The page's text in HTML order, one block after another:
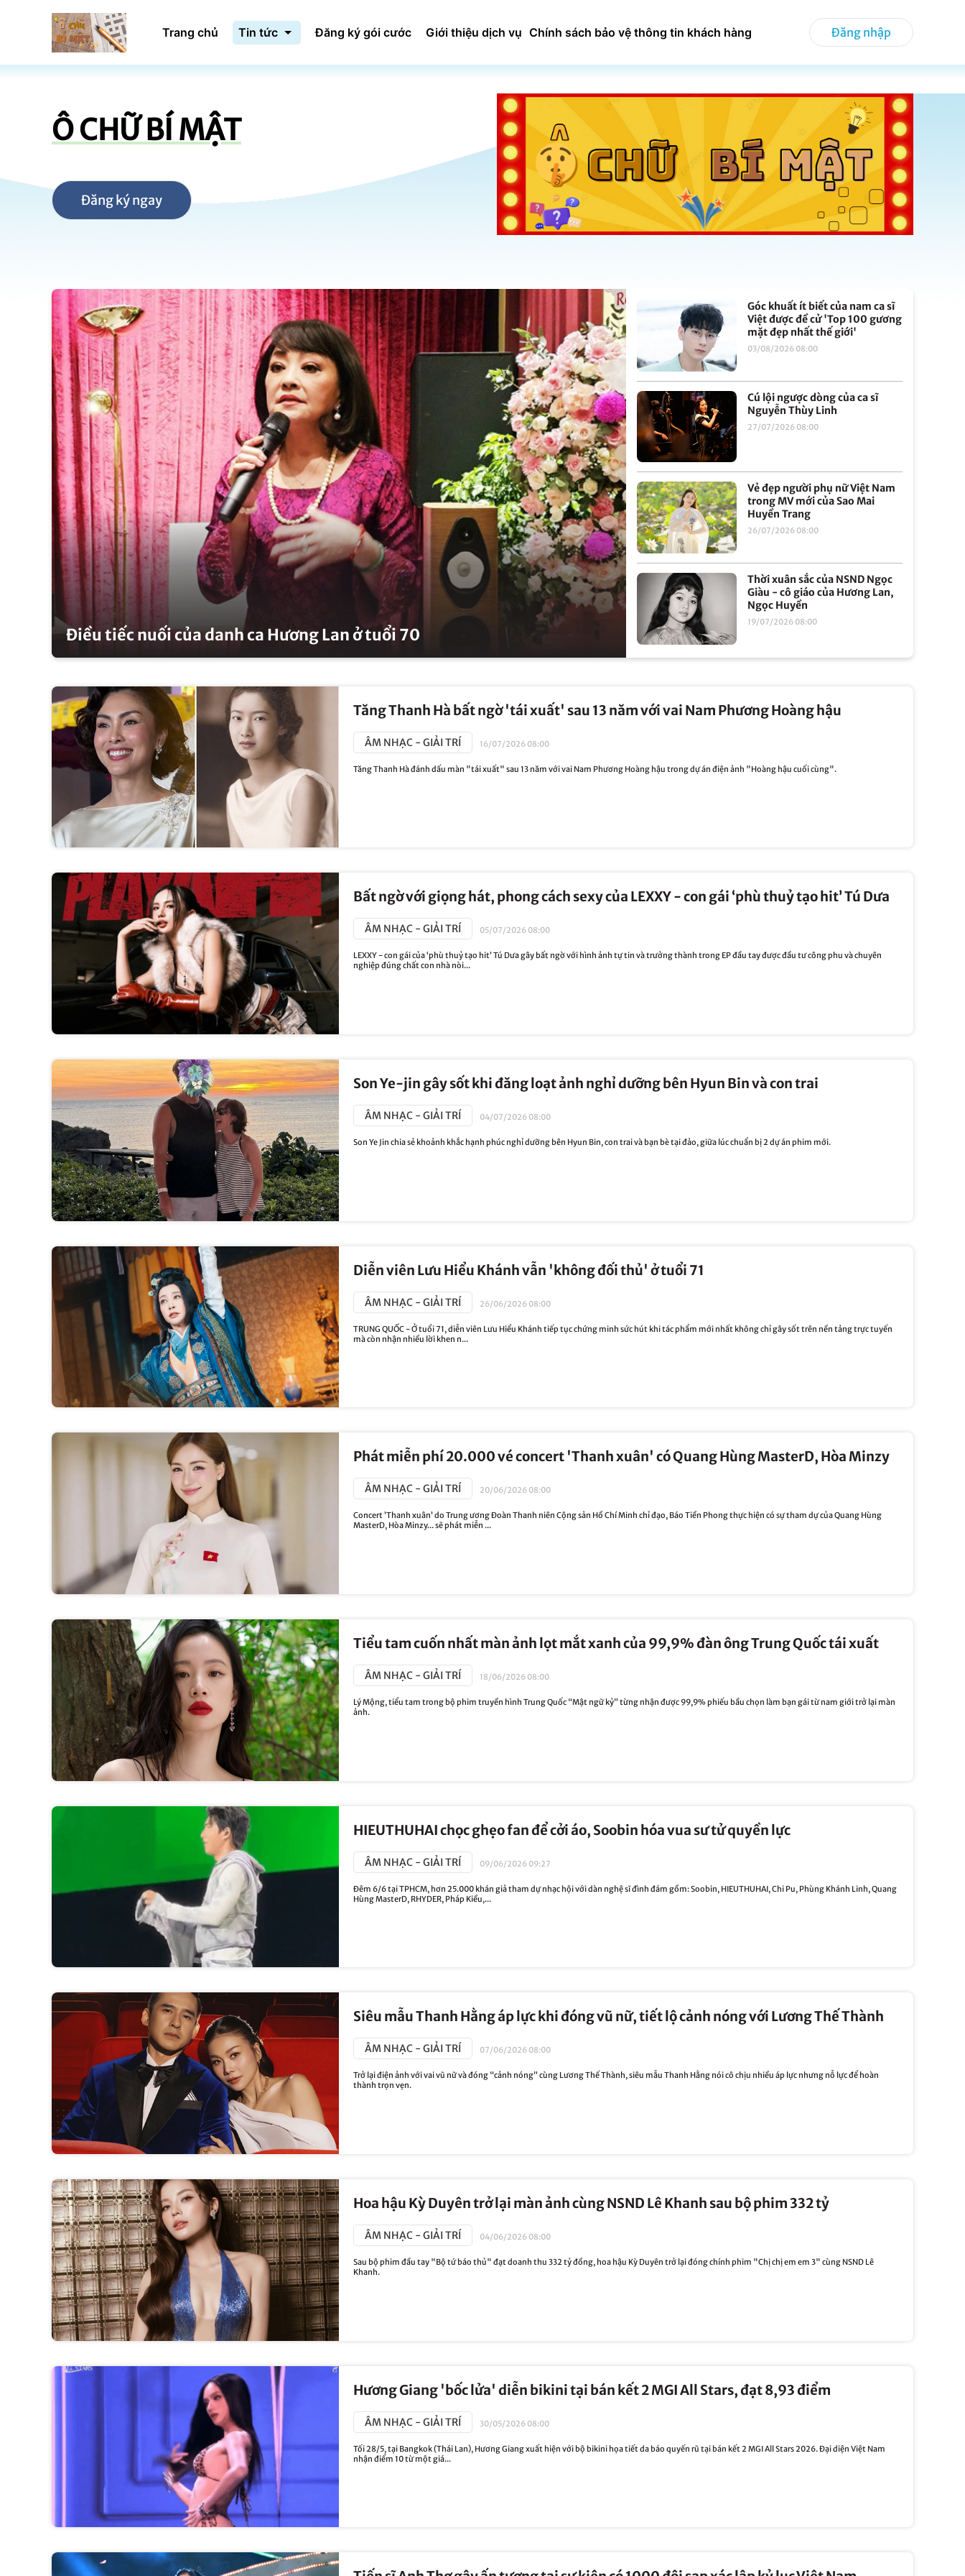
Trang chủ Tin tức Đăng ký gói cước Giới thiệu dịch vụ Chính sách bảo vệ thông tin khách hàng Đăng nhập
Ô CHỮ BÍ MẬT
Đăng ký ngay
Điều tiếc nuối của danh ca Hương Lan ở tuổi 70
Góc khuất ít biết của nam ca sĩ
Việt được đề cử 'Top 100 gương
mặt đẹp nhất thế giới'
03/08/2026 08:00
Cú lội ngược dòng của ca sĩ
Nguyễn Thùy Linh
27/07/2026 08:00
Vẻ đẹp người phụ nữ Việt Nam
trong MV mới của Sao Mai
Huyền Trang
26/07/2026 08:00
Thời xuân sắc của NSND Ngọc
Giàu - cô giáo của Hương Lan,
Ngọc Huyền
19/07/2026 08:00
Tăng Thanh Hà bất ngờ 'tái xuất' sau 13 năm với vai Nam Phương Hoàng hậu
ÂM NHẠC - GIẢI TRÍ 16/07/2026 08:00
Tăng Thanh Hà đánh dấu màn "tái xuất" sau 13 năm với vai Nam Phương Hoàng hậu trong dự án điện ảnh "Hoàng hậu cuối cùng".
Bất ngờ với giọng hát, phong cách sexy của LEXXY - con gái ‘phù thuỷ tạo hit’ Tú Dưa
ÂM NHẠC - GIẢI TRÍ 05/07/2026 08:00
LEXXY - con gái của ‘phù thuỷ tạo hit’ Tú Dưa gây bất ngờ với hình ảnh tự tin và trưởng thành trong EP đầu tay được đầu tư công phu và chuyên
nghiệp đúng chất con nhà nòi...
Son Ye-jin gây sốt khi đăng loạt ảnh nghỉ dưỡng bên Hyun Bin và con trai
ÂM NHẠC - GIẢI TRÍ 04/07/2026 08:00
Son Ye Jin chia sẻ khoảnh khắc hạnh phúc nghỉ dưỡng bên Hyun Bin, con trai và bạn bè tại đảo, giữa lúc chuẩn bị 2 dự án phim mới.
Diễn viên Lưu Hiểu Khánh vẫn 'không đối thủ' ở tuổi 71
ÂM NHẠC - GIẢI TRÍ 26/06/2026 08:00
TRUNG QUỐC - Ở tuổi 71, diễn viên Lưu Hiểu Khánh tiếp tục chứng minh sức hút khi tác phẩm mới nhất không chỉ gây sốt trên nền tảng trực tuyến
mà còn nhận nhiều lời khen n...
Phát miễn phí 20.000 vé concert 'Thanh xuân' có Quang Hùng MasterD, Hòa Minzy
ÂM NHẠC - GIẢI TRÍ 20/06/2026 08:00
Concert ’Thanh xuân’ do Trung ương Đoàn Thanh niên Cộng sản Hồ Chí Minh chỉ đạo, Báo Tiền Phong thực hiện có sự tham dự của Quang Hùng
MasterD, Hòa Minzy... sẽ phát miễn ...
Tiểu tam cuốn nhất màn ảnh lọt mắt xanh của 99,9% đàn ông Trung Quốc tái xuất
ÂM NHẠC - GIẢI TRÍ 18/06/2026 08:00
Lý Mộng, tiểu tam trong bộ phim truyền hình Trung Quốc “Mật ngữ kỷ” từng nhận được 99,9% phiếu bầu chọn làm bạn gái từ nam giới trở lại màn
ảnh.
HIEUTHUHAI chọc ghẹo fan để cởi áo, Soobin hóa vua sư tử quyền lực
ÂM NHẠC - GIẢI TRÍ 09/06/2026 09:27
Đêm 6/6 tại TPHCM, hơn 25.000 khán giả tham dự nhạc hội với dàn nghệ sĩ đình đám gồm: Soobin, HIEUTHUHAI, Chi Pu, Phùng Khánh Linh, Quang
Hùng MasterD, RHYDER, Pháp Kiều,...
Siêu mẫu Thanh Hằng áp lực khi đóng vũ nữ, tiết lộ cảnh nóng với Lương Thế Thành
ÂM NHẠC - GIẢI TRÍ 07/06/2026 08:00
Trở lại điện ảnh với vai vũ nữ và đóng “cảnh nóng” cùng Lương Thế Thành, siêu mẫu Thanh Hằng nói cô chịu nhiều áp lực nhưng nỗ lực để hoàn
thành trọn vẹn.
Hoa hậu Kỳ Duyên trở lại màn ảnh cùng NSND Lê Khanh sau bộ phim 332 tỷ
ÂM NHẠC - GIẢI TRÍ 04/06/2026 08:00
Sau bộ phim đầu tay "Bộ tứ báo thủ" đạt doanh thu 332 tỷ đồng, hoa hậu Kỳ Duyên trở lại đóng chính phim "Chị chị em em 3" cùng NSND Lê
Khanh.
Hương Giang 'bốc lửa' diễn bikini tại bán kết 2 MGI All Stars, đạt 8,93 điểm
ÂM NHẠC - GIẢI TRÍ 30/05/2026 08:00
Tối 28/5, tại Bangkok (Thái Lan), Hương Giang xuất hiện với bộ bikini họa tiết da báo quyến rũ tại bán kết 2 MGI All Stars 2026. Đại diện Việt Nam
nhận điểm 10 từ một giá...